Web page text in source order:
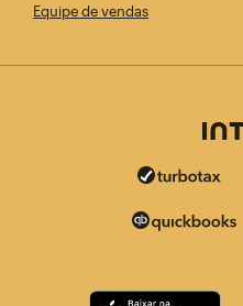
Equipe de vendas